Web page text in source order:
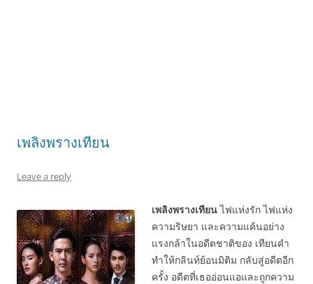
เพลิงพรางเทียน
Leave a reply
เพลิงพรางเทียนไฟแห่งรัก ไฟแห่ง
ความริษยา และความแค้นอย่าง
แรงกล้าในอดีตชาติของ เทียนคำ
ทำให้กลินท์ย้อนมิติม กลับสู่อดีตอีก
ครั้ง อดีตที่เธออ่อนแอและถูกความ